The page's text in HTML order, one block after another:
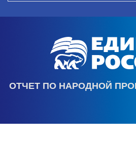
ОТЧЕТ ПО НАРОДНОЙ